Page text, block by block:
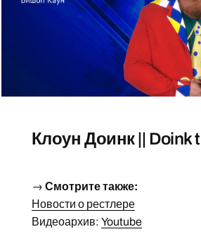
Клоун Доинк || Doink
→ Смотрите также:
Новости о рестлере
Видеоархив: Youtube